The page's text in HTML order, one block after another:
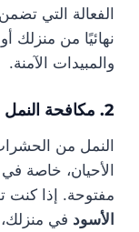
الفعالة التي
نهائيًا من منزلك
والمبيدات الآمنة.
2. مكافحة النمل في جدة
النمل من
الأحيان، خاصة
مفتوحة. إذا كنت
الأسود في